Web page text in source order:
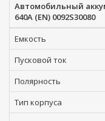
Автомобильный
640A (EN) 0092S30080
Емкость
Пусковой ток
Полярность
Тип корпуса